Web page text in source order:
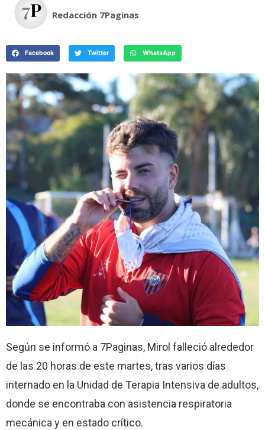
Redacción 7Paginas
Facebook Twitter WhatsApp
Según se informó a 7Paginas, Mirol falleció alrededor
de las 20 horas de este martes, tras varios días
internado en la Unidad de Terapia Intensiva de adultos,
donde se encontraba con asistencia respiratoria
mecánica y en estado crítico.